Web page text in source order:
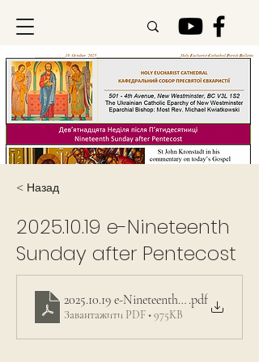
< Назад
2025.10.19 e-Nineteenth
Sunday after Pentecost
2025.10.19 e-Nineteenth Sunday after
.pdf
Завантажити PDF • 975KB